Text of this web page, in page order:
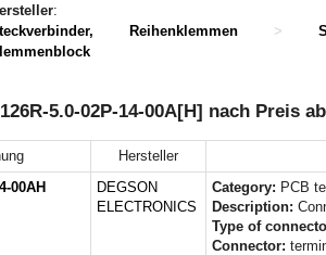
:
Reihenklemmen
>
5.0-02P-14-00A[H] nach Preis
Hersteller
00AH
DEGSON
ELECTRONICS
Category: PCB
Description:
Type of
Connector: